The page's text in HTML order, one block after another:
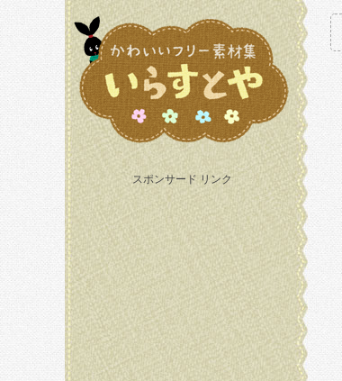
スポンサード リンク